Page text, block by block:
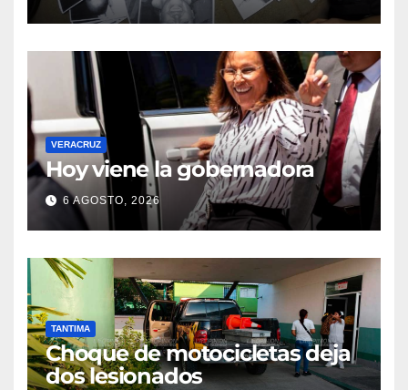
VERACRUZ
Hoy viene la gobernadora
6 AGOSTO, 2026
TANTIMA
Choque de motocicletas deja
dos lesionados